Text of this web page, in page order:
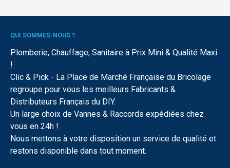
QUI SOMMES-NOUS ?
Plomberie, Chauffage, Sanitaire à Prix Mini & Qualité Maxi
!
Clic & Pick - La Place de Marché Française du Bricolage
regroupe pour vous les meilleurs Fabricants &
Distributeurs Français du DIY.
Un large choix de Vannes & Raccords expédiées chez
vous en 24h !
Nous mettons à votre disposition un service de qualité et
restons disponible dans tout moment.